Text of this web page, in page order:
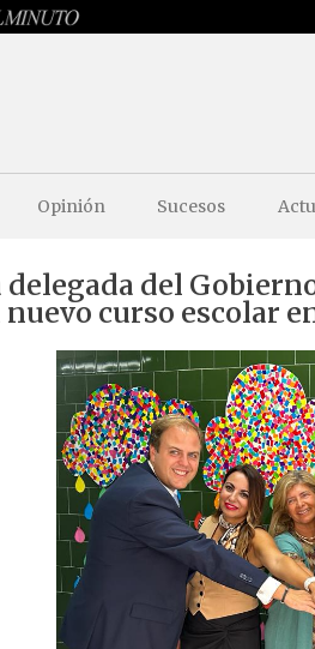
Opinión Sucesos
del
curso escolar